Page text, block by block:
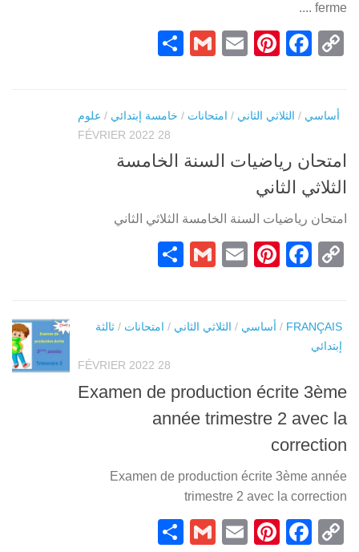
ferme ....
Copy
Facebook
Pinterest
Email
Gmail
أساسي / الثلاثي الثاني / امتحانات / خامسة إبتدائي / علوم
28 FÉVRIER 2022
امتحان رياضيات السنة الخامسة
الثلاثي الثاني
امتحان رياضيات السنة الخامسة الثلاثي الثاني
Copy
Facebook
Pinterest
Email
Gmail
FRANÇAIS
/ أساسي / الثلاثي الثاني / امتحانات / ثالثة
إبتدائي
28 FÉVRIER 2022
Examen de production écrite 3ème
année trimestre 2 avec la
correction
Examen de production écrite 3ème année
trimestre 2 avec la correction
Copy
Facebook
Pinterest
Email
Gmail